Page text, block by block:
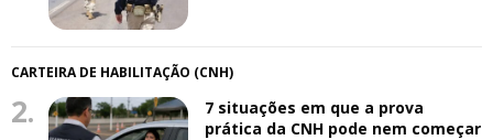
CARTEIRA DE HABILITAÇÃO (CNH)
2.
7 situações em que a prova
prática da CNH pode nem começar